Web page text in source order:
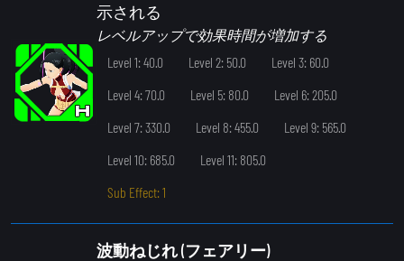
示される
レベルアップで効果時間が増加する
Level 1: 40.0
Level 2: 50.0
Level 3: 60.0
Level 4: 70.0
Level 5: 80.0
Level 6: 205.0
Level 7: 330.0
Level 8: 455.0
Level 9: 565.0
Level 10: 685.0
Level 11: 805.0
Sub Effect: 1
波動ねじれ (フェアリー)